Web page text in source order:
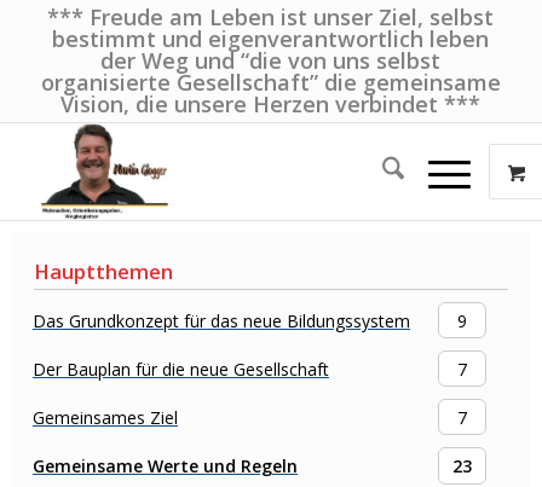
*** Freude am Leben ist unser Ziel, selbst
bestimmt und eigenverantwortlich leben
der Weg und “die von uns selbst
organisierte Gesellschaft” die gemeinsame
Vision, die unsere Herzen verbindet ***
Hauptthemen
Das Grundkonzept für das neue Bildungssystem 9
Der Bauplan für die neue Gesellschaft 7
Gemeinsames Ziel 7
Gemeinsame Werte und Regeln 23